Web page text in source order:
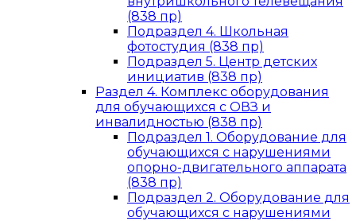
(838 пр)
Подраздел 4. Школьная
фотостудия (838 пр)
Подраздел 5. Центр детских
инициатив (838 пр)
Раздел 4. Комплекс оборудования
для обучающихся с ОВЗ и
инвалидностью (838 пр)
Подраздел 1. Оборудование для
обучающихся с нарушениями
опорно-двигательного аппарата
(838 пр)
Подраздел 2. Оборудование для
обучающихся с нарушениями